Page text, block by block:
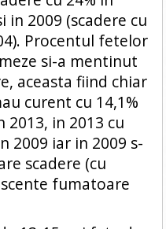
in 2009 (scadere cu
Procentul fetelor
si-a mentinut
aceasta fiind chiar
curent cu 14,1%
in 2013 cu
2009 iar in 2009 s-
scadere (cu
fumatoare